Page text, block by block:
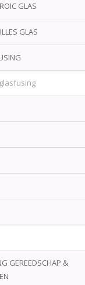
GLAS
GLAS
GEREEDSCHAP &